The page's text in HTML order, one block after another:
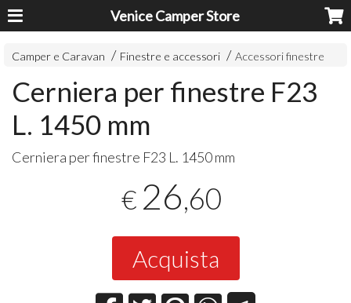
Venice Camper Store
Camper e Caravan Finestre e accessori Accessori finestre
Cerniera per finestre F23
L. 1450 mm
Cerniera per finestre F23 L. 1450 mm
€ 26,60
Acquista